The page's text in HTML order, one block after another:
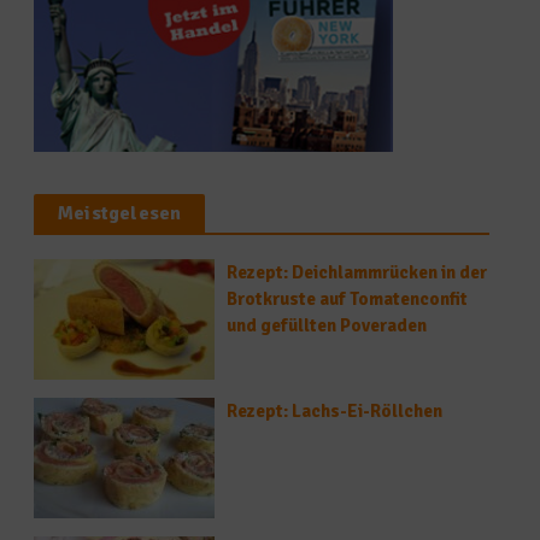
Meistgelesen
Rezept: Deichlammrücken in der
Brotkruste auf Tomatenconfit
und gefüllten Poveraden
Rezept: Lachs-Ei-Röllchen